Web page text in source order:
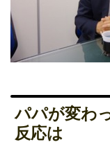
パパが変わ
反応は